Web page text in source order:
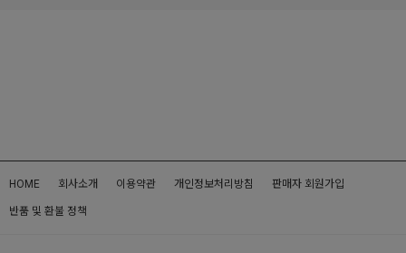
HOME 회사소개 이용약관 개인정보처리방침 판매자 회원가입
반품 및 환불 정책